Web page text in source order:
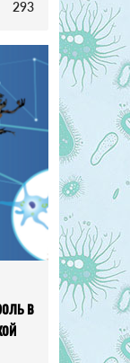
293
в